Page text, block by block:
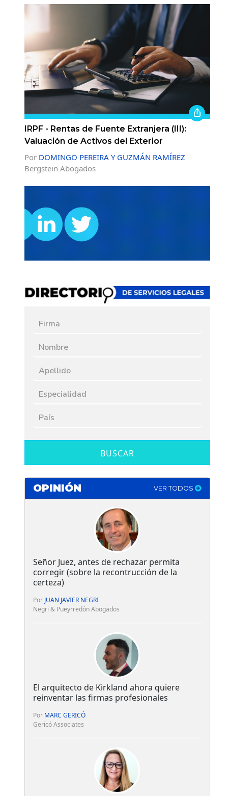
IRPF - Rentas de Fuente Extranjera (III):
Valuación de Activos del Exterior
Por DOMINGO PEREIRA Y GUZMÁN RAMÍREZ
Bergstein Abogados
BUSCAR
OPINIÓN VER TODOS
Señor Juez, antes de rechazar permita
corregir (sobre la recontrucción de la
certeza)
Por JUAN JAVIER NEGRI
Negri & Pueyrredón Abogados
El arquitecto de Kirkland ahora quiere
reinventar las firmas profesionales
Por MARC GERICÓ
Gericó Associates